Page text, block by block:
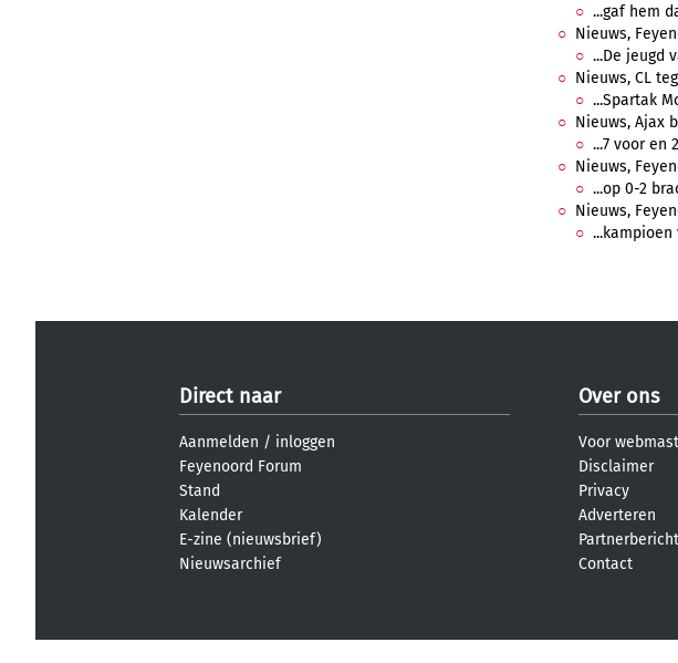
...gaf hem
Nieuws,
...De jeugd
Nieuws, CL
...Spartak
Nieuws, Ajax
...7 voor en
Nieuws,
...op 0-2
Nieuws,
Direct naar
Aanmelden / inloggen
Feyenoord Forum
Stand
Kalender
E-zine (nieuwsbrief)
Nieuwsarchief
Over ons
Voor
Disclaimer
Privacy
Adverteren
Contact